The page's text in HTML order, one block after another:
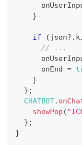
}
if ( json?.
// ...
      onEnd
=
}
} ;
CHATBOT.
showPop (
} ;
}